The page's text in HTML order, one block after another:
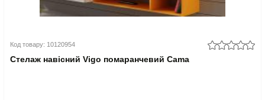
Код товару: 10120954
Стелаж навісний Vigo помаранчевий Cama